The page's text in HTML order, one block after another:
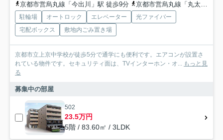
京都市営烏丸線「今出川」駅 徒歩9分
京都市営烏丸線「丸太町」駅 徒歩21分
駐輪場 オートロック エレベーター
光ファイバー
宅配ボックス
敷地内ごみ置き場
京都市立上京中学校が徒歩5分で通学にも便利です。エアコンが設置さ
れている物件です。セキュリティ面は、TVインターホン・オ... もっと見
る
募集中の部屋
502
23.5万円
5階 / 83.60㎡ / 3LDK